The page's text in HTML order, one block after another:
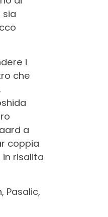
sia
i
che
a
coppia
risalita
Pasalic,